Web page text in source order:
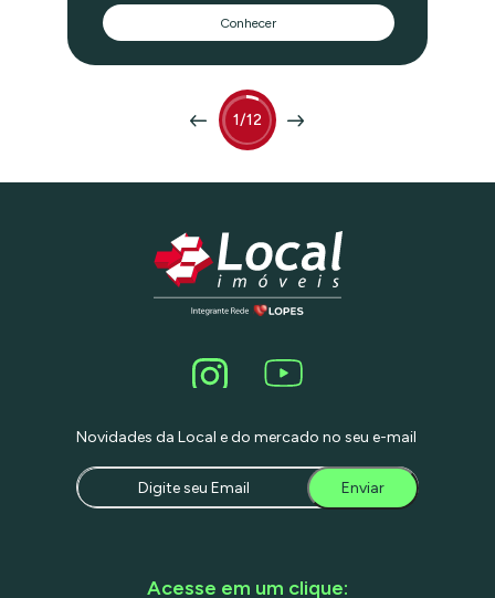
1/12
estado, banheiro. cozinha e uma vaga
de garagem. Ótimo investimento
Conhecer
Novidades da Local e do mercado no seu e-mail
Enviar
Acesse em um clique: